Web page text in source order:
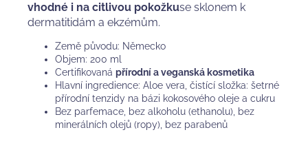
vhodné i na citlivou pokožkuse sklonem k
dermatitidám a ekzémům.
Země původu: Německo
Objem: 200 ml
Certifikovaná přírodní a veganská kosmetika
Hlavní ingredience: Aloe vera, čistící složka: šetrné
přírodní tenzidy na bázi kokosového oleje a cukru
Bez parfemace, bez alkoholu (ethanolu), bez
minerálních olejů (ropy), bez parabenů